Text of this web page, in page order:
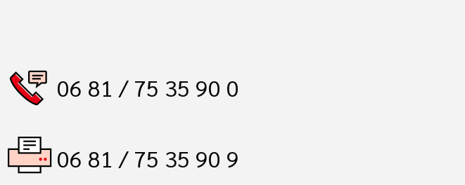
06 81 / 75 35 90 0
06 81 / 75 35 90 9